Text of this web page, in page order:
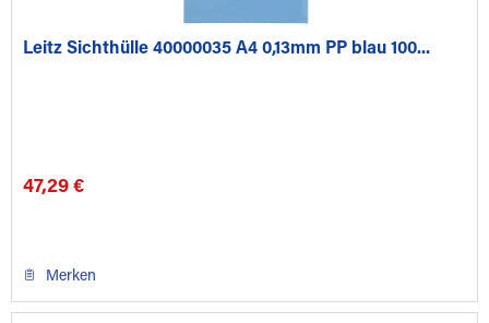
Leitz Sichthülle 40000035 A4 0,13mm PP blau 100...
47,29 €
Merken